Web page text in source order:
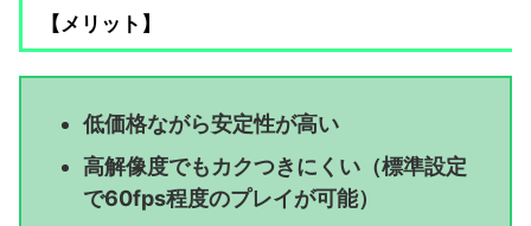
【メリット】
低価格ながら安定性が高い
高解像度でもカクつきにくい（標準設定
で60fps程度のプレイが可能）